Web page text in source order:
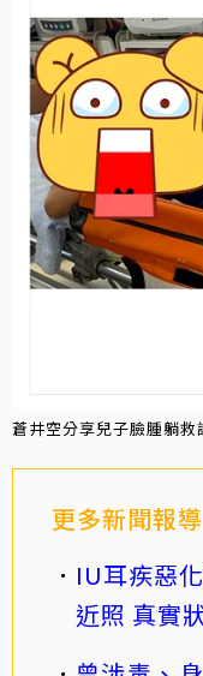
蒼井空分享兒子臉腫躺
更多新聞報導
IU耳疾惡
近照 真實